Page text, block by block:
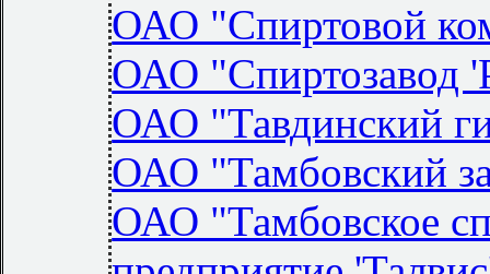
ОАО "Спиртовой
ОАО "Спиртозавод
ОАО "Тавдинский
ОАО "Тамбовский
ОАО "Тамбовское